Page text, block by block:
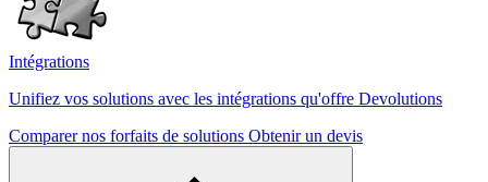
Intégrations
Unifiez vos solutions avec les intégrations qu'offre Devolutions
Comparer nos forfaits de solutions Obtenir un devis